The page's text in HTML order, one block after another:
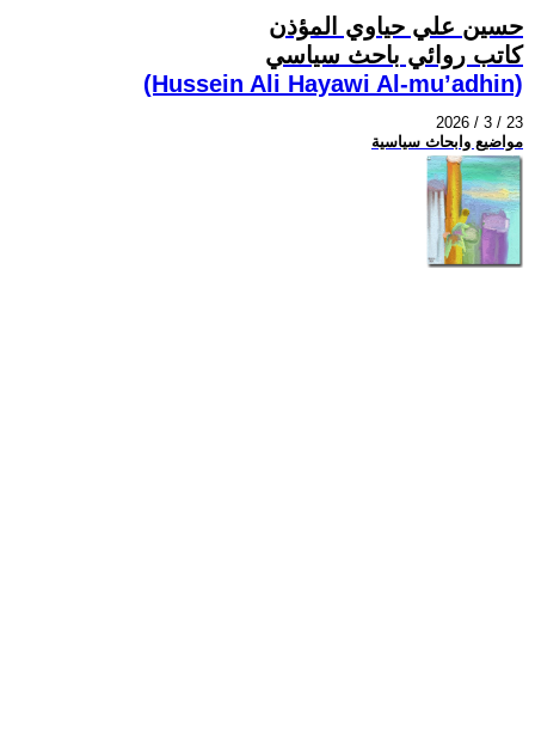
حسين علي حياوي المؤذن
كاتب روائي باحث سياسي
(Hussein Ali Hayawi Al-mu’adhin)
2026 / 3 / 23
مواضيع وابحاث سياسية